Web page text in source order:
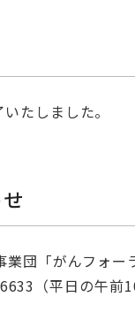
たしました。
業団「がんフォー
（平日の午前